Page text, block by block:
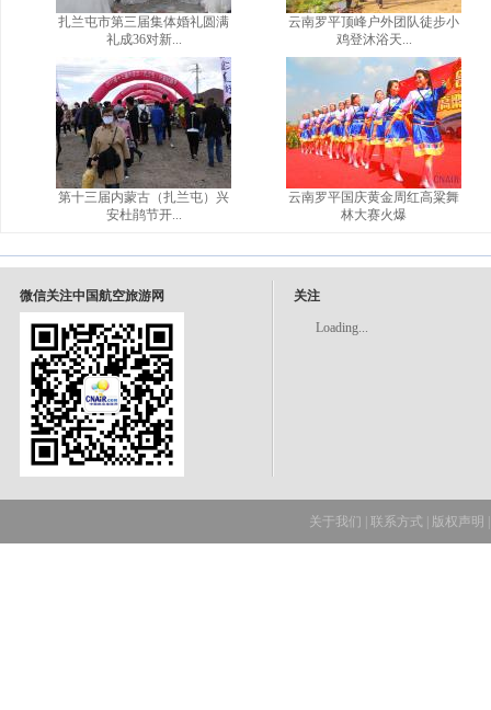
扎兰屯市第三届集体婚礼圆满
礼成36对新...
第十三届内蒙古（扎兰屯）兴
安杜鹃节开...
云南罗平顶峰户外团队徒步小
鸡登沐浴天...
云南罗平国庆黄金周红高粱舞
林大赛火爆
微信关注中国航空旅游网 关注
Loading...
关于我们 联系方式 版权声明